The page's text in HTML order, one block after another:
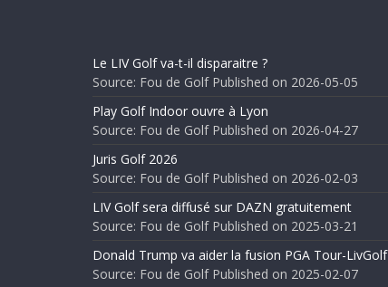
Le LIV Golf va-t-il disparaitre ?
Source: Fou de Golf Published on 2026-05-05
Play Golf Indoor ouvre à Lyon
Source: Fou de Golf Published on 2026-04-27
Juris Golf 2026
Source: Fou de Golf Published on 2026-02-03
LIV Golf sera diffusé sur DAZN gratuitement
Source: Fou de Golf Published on 2025-03-21
Donald Trump va aider la fusion PGA Tour-LivGolf
Source: Fou de Golf Published on 2025-02-07